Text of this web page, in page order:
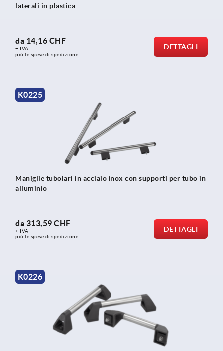
laterali in plastica
da 14,16 CHF
+ IVA
più le spese di spedizione
DETTAGLI
K0225
Maniglie tubolari in acciaio inox con supporti per tubo in
alluminio
da 313,59 CHF
+ IVA
più le spese di spedizione
DETTAGLI
K0226